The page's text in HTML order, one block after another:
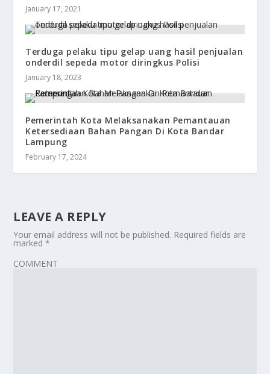
January 17, 2021
Terduga pelaku tipu gelap uang hasil penjualan
onderdil sepeda motor diringkus Polisi
January 18, 2023
Pemerintah Kota Melaksanakan Pemantauan
Ketersediaan Bahan Pangan Di Kota Bandar
Lampung
February 17, 2024
LEAVE A REPLY
Your email address will not be published. Required fields are
marked*
COMMENT